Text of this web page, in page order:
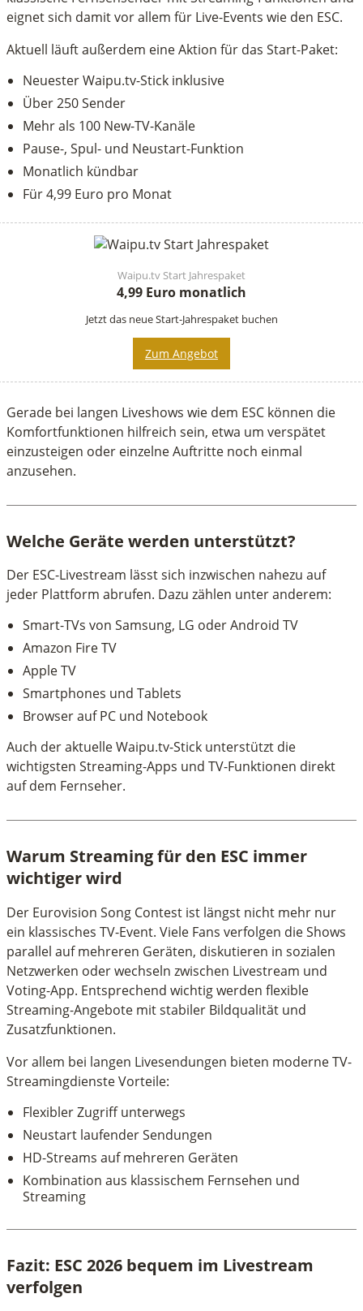
eignet sich damit vor allem für Live-Events wie den ESC.
Aktuell läuft außerdem eine Aktion für das Start-Paket:
Neuester Waipu.tv-Stick inklusive
Über 250 Sender
Mehr als 100 New-TV-Kanäle
Pause-, Spul- und Neustart-Funktion
Monatlich kündbar
Für 4,99 Euro pro Monat
Waipu.tv Start Jahrespaket
4,99 Euro monatlich
Jetzt das neue Start-Jahrespaket buchen
Zum Angebot
Gerade bei langen Liveshows wie dem ESC können die
Komfortfunktionen hilfreich sein, etwa um verspätet
einzusteigen oder einzelne Auftritte noch einmal
anzusehen.
Welche Geräte werden unterstützt?
Der ESC-Livestream lässt sich inzwischen nahezu auf
jeder Plattform abrufen. Dazu zählen unter anderem:
Smart-TVs von Samsung, LG oder Android TV
Amazon Fire TV
Apple TV
Smartphones und Tablets
Browser auf PC und Notebook
Auch der aktuelle Waipu.tv-Stick unterstützt die
wichtigsten Streaming-Apps und TV-Funktionen direkt
auf dem Fernseher.
Warum Streaming für den ESC immer
wichtiger wird
Der Eurovision Song Contest ist längst nicht mehr nur
ein klassisches TV-Event. Viele Fans verfolgen die Shows
parallel auf mehreren Geräten, diskutieren in sozialen
Netzwerken oder wechseln zwischen Livestream und
Voting-App. Entsprechend wichtig werden flexible
Streaming-Angebote mit stabiler Bildqualität und
Zusatzfunktionen.
Vor allem bei langen Livesendungen bieten moderne TV-
Streamingdienste Vorteile:
Flexibler Zugriff unterwegs
Neustart laufender Sendungen
HD-Streams auf mehreren Geräten
Kombination aus klassischem Fernsehen und
Streaming
Fazit: ESC 2026 bequem im Livestream
verfolgen